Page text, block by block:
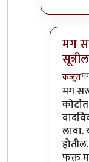
मग
कंजूस
In
मग
लावा.
फक्त